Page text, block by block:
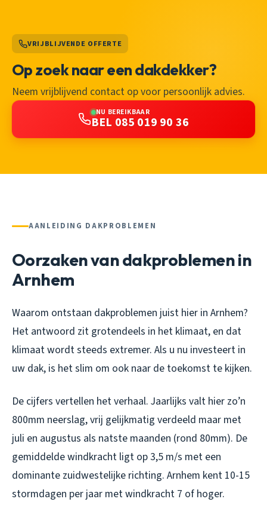
VRIJBLIJVENDE OFFERTE
Op zoek naar een dakdekker?
Neem vrijblijvend contact op voor persoonlijk advies.
NU BEREIKBAAR
BEL 085 019 90 36
AANLEIDING DAKPROBLEMEN
Oorzaken van dakproblemen in
Arnhem
Waarom ontstaan dakproblemen juist hier in Arnhem?
Het antwoord zit grotendeels in het klimaat, en dat
klimaat wordt steeds extremer. Als u nu investeert in
uw dak, is het slim om ook naar de toekomst te kijken.
De cijfers vertellen het verhaal. Jaarlijks valt hier zo’n
800mm neerslag, vrij gelijkmatig verdeeld maar met
juli en augustus als natste maanden (rond 80mm). De
gemiddelde windkracht ligt op 3,5 m/s met een
dominante zuidwestelijke richting. Arnhem kent 10-15
stormdagen per jaar met windkracht 7 of hoger.